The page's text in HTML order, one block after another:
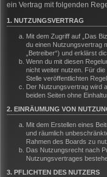
ein Vertrag mit folgenden
1. NUTZUNGSVERTRAG
Mit dem Zugriff auf „Das
du einen Nutzungsvertrag
„Betreiber“) und erklärst
Wenn du mit diesen
nicht weiter nutzen. Für
Stelle veröffentlichten
Der Nutzungsvertrag wird
beiden Seiten ohne
2. EINRÄUMUNG VON
Mit dem Erstellen eines
und räumlich
Rahmen des Boards zu
Das Nutzungsrecht nach
Nutzungsvertrages
3. PFLICHTEN DES NUTZERS